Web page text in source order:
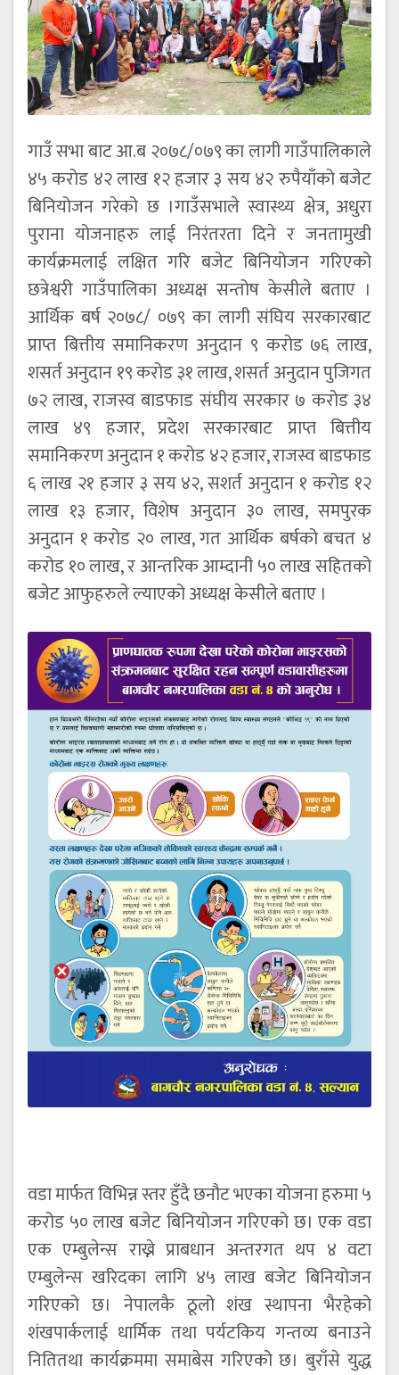
गाउँ सभा बाट आ.ब २०७८/०७९ का लागी गाउँपालिकाले
४५ करोड ४२ लाख १२ हजार ३ सय ४२ रुपैयाँको बजेट
बिनियोजन गरेको छ ।गाउँसभाले स्वास्थ्य क्षेत्र, अधुरा
पुराना योजनाहरु लाई निरंतरता दिने र जनतामुखी
कार्यक्रमलाई लक्षित गरि बजेट बिनियोजन गरिएको
छत्रेश्वरी गाउँपालिका अध्यक्ष सन्तोष केसीले बताए ।
आर्थिक बर्ष २०७८/ ०७९ का लागी संघिय सरकारबाट
प्राप्त बित्तीय समानिकरण अनुदान ९ करोड ७६ लाख,
शसर्त अनुदान १९ करोड ३१ लाख, शसर्त अनुदान पुजिगत
७२ लाख, राजस्व बाडफाड संघीय सरकार ७ करोड ३४
लाख ४९ हजार, प्रदेश सरकारबाट प्राप्त बित्तीय
समानिकरण अनुदान १ करोड ४२ हजार, राजस्व बाडफाड
६ लाख २१ हजार ३ सय ४२, सशर्त अनुदान १ करोड १२
लाख १३ हजार, विशेष अनुदान ३० लाख, समपुरक
अनुदान १ करोड २० लाख, गत आर्थिक बर्षको बचत ४
करोड १० लाख, र आन्तरिक आम्दानी ५० लाख सहितको
बजेट आफुहरुले ल्याएको अध्यक्ष केसीले बताए ।
वडा मार्फत विभिन्न स्तर हुँदै छनौट भएका योजना हरुमा ५
करोड ५० लाख बजेट बिनियोजन गरिएको छ। एक वडा
एक एम्बुलेन्स राख्ने प्राबधान अन्तरगत थप ४ वटा
एम्बुलेन्स खरिदका लागि ४५ लाख बजेट बिनियोजन
गरिएको छ। नेपालकै ठूलो शंख स्थापना भैरहेको
शंखपार्कलाई धार्मिक तथा पर्यटकिय गन्तव्य बनाउने
नितितथा कार्यक्रममा समाबेस गरिएको छ। बुराँसे युद्ध